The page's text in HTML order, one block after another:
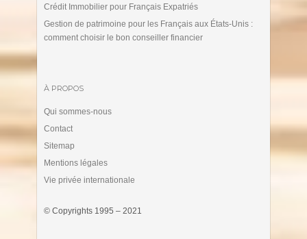
Crédit Immobilier pour Français Expatriés
Gestion de patrimoine pour les Français aux États-Unis :
comment choisir le bon conseiller financier
À PROPOS
Qui sommes-nous
Contact
Sitemap
Mentions légales
Vie privée internationale
© Copyrights 1995 – 2021